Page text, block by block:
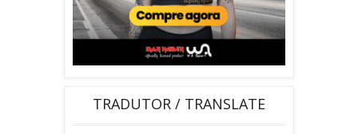
TRADUTOR / TRANSLATE